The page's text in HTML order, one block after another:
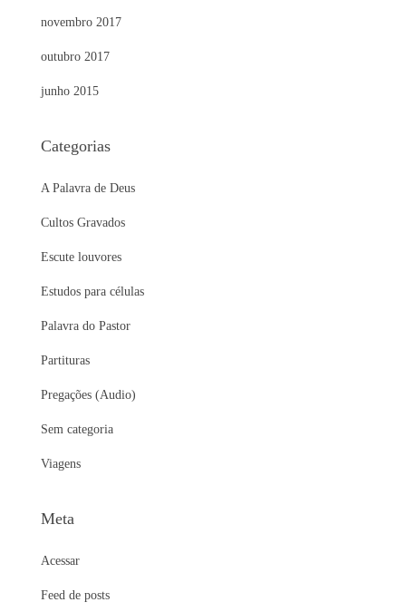
novembro 2017
outubro 2017
junho 2015
Categorias
A Palavra de Deus
Cultos Gravados
Escute louvores
Estudos para células
Palavra do Pastor
Partituras
Pregações (Audio)
Sem categoria
Viagens
Meta
Acessar
Feed de posts